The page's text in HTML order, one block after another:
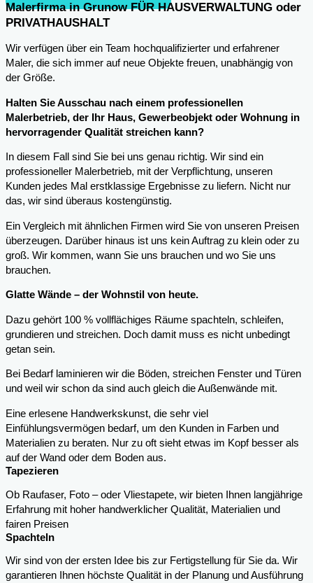
Malerfirma in Grunow FÜR HAUSVERWALTUNG oder
PRIVATHAUSHALT
Wir verfügen über ein Team hochqualifizierter und erfahrener
Maler, die sich immer auf neue Objekte freuen, unabhängig von
der Größe.
Halten Sie Ausschau nach einem professionellen
Malerbetrieb, der Ihr Haus, Gewerbeobjekt oder Wohnung in
hervorragender Qualität streichen kann?
In diesem Fall sind Sie bei uns genau richtig. Wir sind ein
professioneller Malerbetrieb, mit der Verpflichtung, unseren
Kunden jedes Mal erstklassige Ergebnisse zu liefern. Nicht nur
das, wir sind überaus kostengünstig.
Ein Vergleich mit ähnlichen Firmen wird Sie von unseren Preisen
überzeugen. Darüber hinaus ist uns kein Auftrag zu klein oder zu
groß. Wir kommen, wann Sie uns brauchen und wo Sie uns
brauchen.
Glatte Wände – der Wohnstil von heute.
Dazu gehört 100 % vollflächiges Räume spachteln, schleifen,
grundieren und streichen. Doch damit muss es nicht unbedingt
getan sein.
Bei Bedarf laminieren wir die Böden, streichen Fenster und Türen
und weil wir schon da sind auch gleich die Außenwände mit.
Eine erlesene Handwerkskunst, die sehr viel
Einfühlungsvermögen bedarf, um den Kunden in Farben und
Materialien zu beraten. Nur zu oft sieht etwas im Kopf besser als
auf der Wand oder dem Boden aus.
Tapezieren
Ob Raufaser, Foto – oder Vliestapete, wir bieten Ihnen langjährige
Erfahrung mit hoher handwerklicher Qualität, Materialien und
fairen Preisen
Spachteln
Wir sind von der ersten Idee bis zur Fertigstellung für Sie da. Wir
garantieren Ihnen höchste Qualität in der Planung und Ausführung